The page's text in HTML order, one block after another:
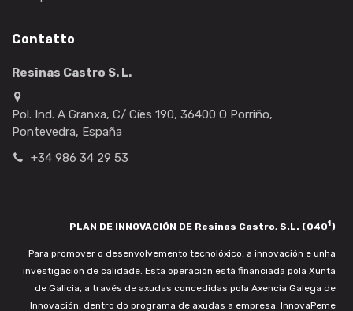
Contatto
Resinas Castro S. L.
Pol. Ind. A Granxa, C/ Cíes 190, 36400 O Porriño,
Pontevedra, España
+34 986 34 29 53
PLAN DE INNOVACIÓN DE Resinas Castro, S.L. (0401)
Para promover o desenvolvemento tecnolóxico, a innovación e unha
investigación de calidade. Esta operación está financiada pola Xunta
de Galicia, a través de axudas concedidas pola Axencia Galega de
Innovación, dentro do programa de axudas a empresa. InnovaPeme